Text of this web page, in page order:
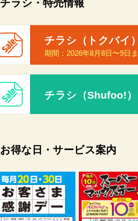
チラシ・特売情報
チラシ（トクバイ
期間： 2026年8月8日〜9日
チラシ（Shufoo!）
お得な日・サービス案内